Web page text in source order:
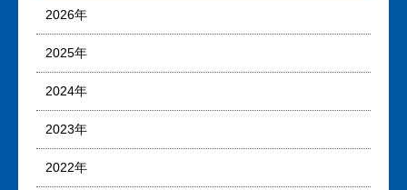
2026年
2025年
2024年
2023年
2022年